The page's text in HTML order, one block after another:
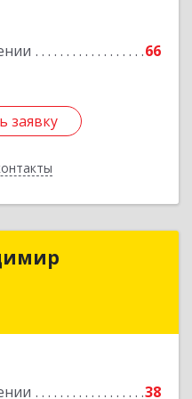
66
заявку
заявку
38
Владимир
Подробнее